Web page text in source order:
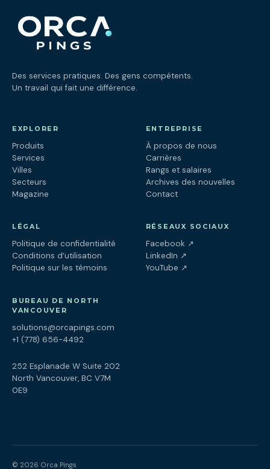
Des services pratiques. Des gens compétents.
Un travail qui fait une différence.
EXPLORER
Produits
Services
Villes
Secteurs
Magazine
ENTREPRISE
À propos de nous
Carrières
Rangs et salaires
Archives des nouvelles
Contact
LÉGAL
Politique de confidentialité
Conditions d’utilisation
Politique sur les témoins
RÉSEAUX SOCIAUX
Facebook ↗(ouvre dans un
LinkedIn ↗(ouvre dans un
YouTube ↗(ouvre dans un
BUREAU DE NORTH
VANCOUVER
solutions@orcapings.com
+1 (778) 656-4492
252 Esplanade W Suite 202
North Vancouver, BC V7M
0E9
© 2026 Orca Pings